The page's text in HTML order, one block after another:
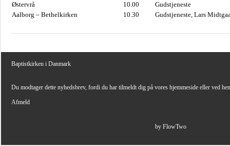
Østervrå
10.00
Gudstjeneste
Aalborg – Bethelkirken
10.30 Gudstjeneste, Lars
Baptistkirken i Danmark
Du modtager dette nyhedsbrev, fordi du har tilmeldt dig på vores hjemmeside eller ved
Afmeld
by FlowTwo